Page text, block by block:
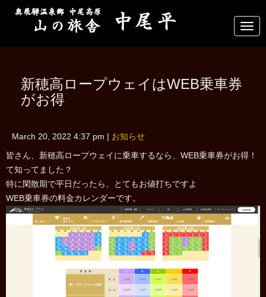
N
a
v
新穂高ロープウェイはWEB乗車券
がお得
March 20, 2022 4:37 pm お知らせ
皆さん、新穂高ロープウェイに乗車するなら、WEB乗車券がお得！
て知ってました？
特に閑散期で平日だったら、とてもお値打ちですよ
WEB乗車券の料金カレンダーです。